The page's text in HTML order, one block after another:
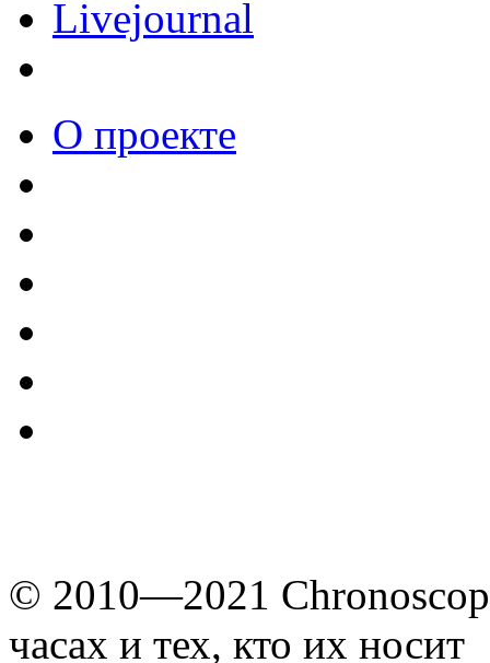
Livejournal
О проекте
© 2010—2021
часах и тех, кто их носит